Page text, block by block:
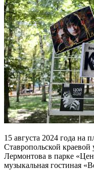
15 августа 2024 года на
Ставропольской
Лермонтова в парке
музыкальная гостиная